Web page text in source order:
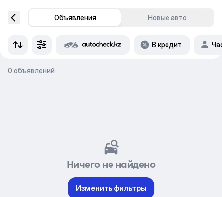
Объявления Новые авто
В кредит
0 объявлений
Ничего не найдено
Изменить фильтры